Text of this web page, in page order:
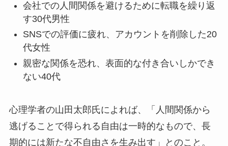
会社での人間関係を避けるために転職を繰り返
す30代男性
SNSでの評価に疲れ、アカウントを削除した20
代女性
親密な関係を恐れ、表面的な付き合いしかでき
ない40代
心理学者の山田太郎氏によれば、「人間関係から
逃げることで得られる自由は一時的なもので、長
期的には新たな不自由さを生み出す」とのこと。